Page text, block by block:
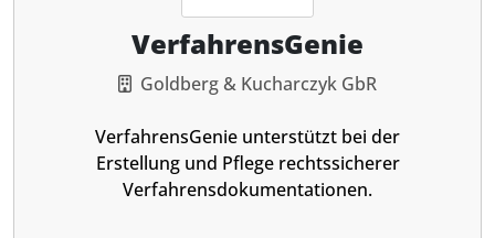
VerfahrensGenie
Goldberg & Kucharczyk GbR
VerfahrensGenie unterstützt bei der
Erstellung und Pflege rechtssicherer
Verfahrensdokumentationen.